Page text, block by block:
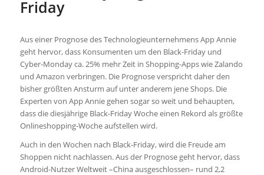
Friday
Aus einer Prognose des Technologieunternehmens App Annie
geht hervor, dass Konsumenten um den Black-Friday und
Cyber-Monday ca. 25% mehr Zeit in Shopping-Apps wie Zalando
und Amazon verbringen. Die Prognose verspricht daher den
bisher größten Ansturm auf unter anderem jene Shops. Die
Experten von App Annie gehen sogar so weit und behaupten,
dass die diesjährige Black-Friday Woche einen Rekord als größte
Onlineshopping-Woche aufstellen wird.
Auch in den Wochen nach Black-Friday, wird die Freude am
Shoppen nicht nachlassen. Aus der Prognose geht hervor, dass
Android-Nutzer Weltweit –China ausgeschlossen– rund 2,2